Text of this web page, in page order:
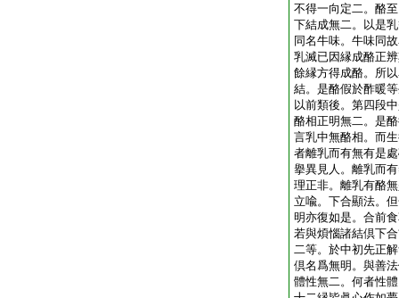
不得一向定二。酪
下結成無二。以是
同名牛味。牛味同
乳滅已因縁成酪正
餘縁方得成酪。所
結。是酪假於酢暖
以前類後。第四段
酪相正明無二。是
言乳中無酪相。而
者離乳而有無有是
擧異見人。離乳而
理正非。離乳有酪
立喩。下合顯法。
明亦復如是。合前
若與煩惱諸結倶下
二等。於中初先正
倶名爲無明。與善
體性無二。何者性